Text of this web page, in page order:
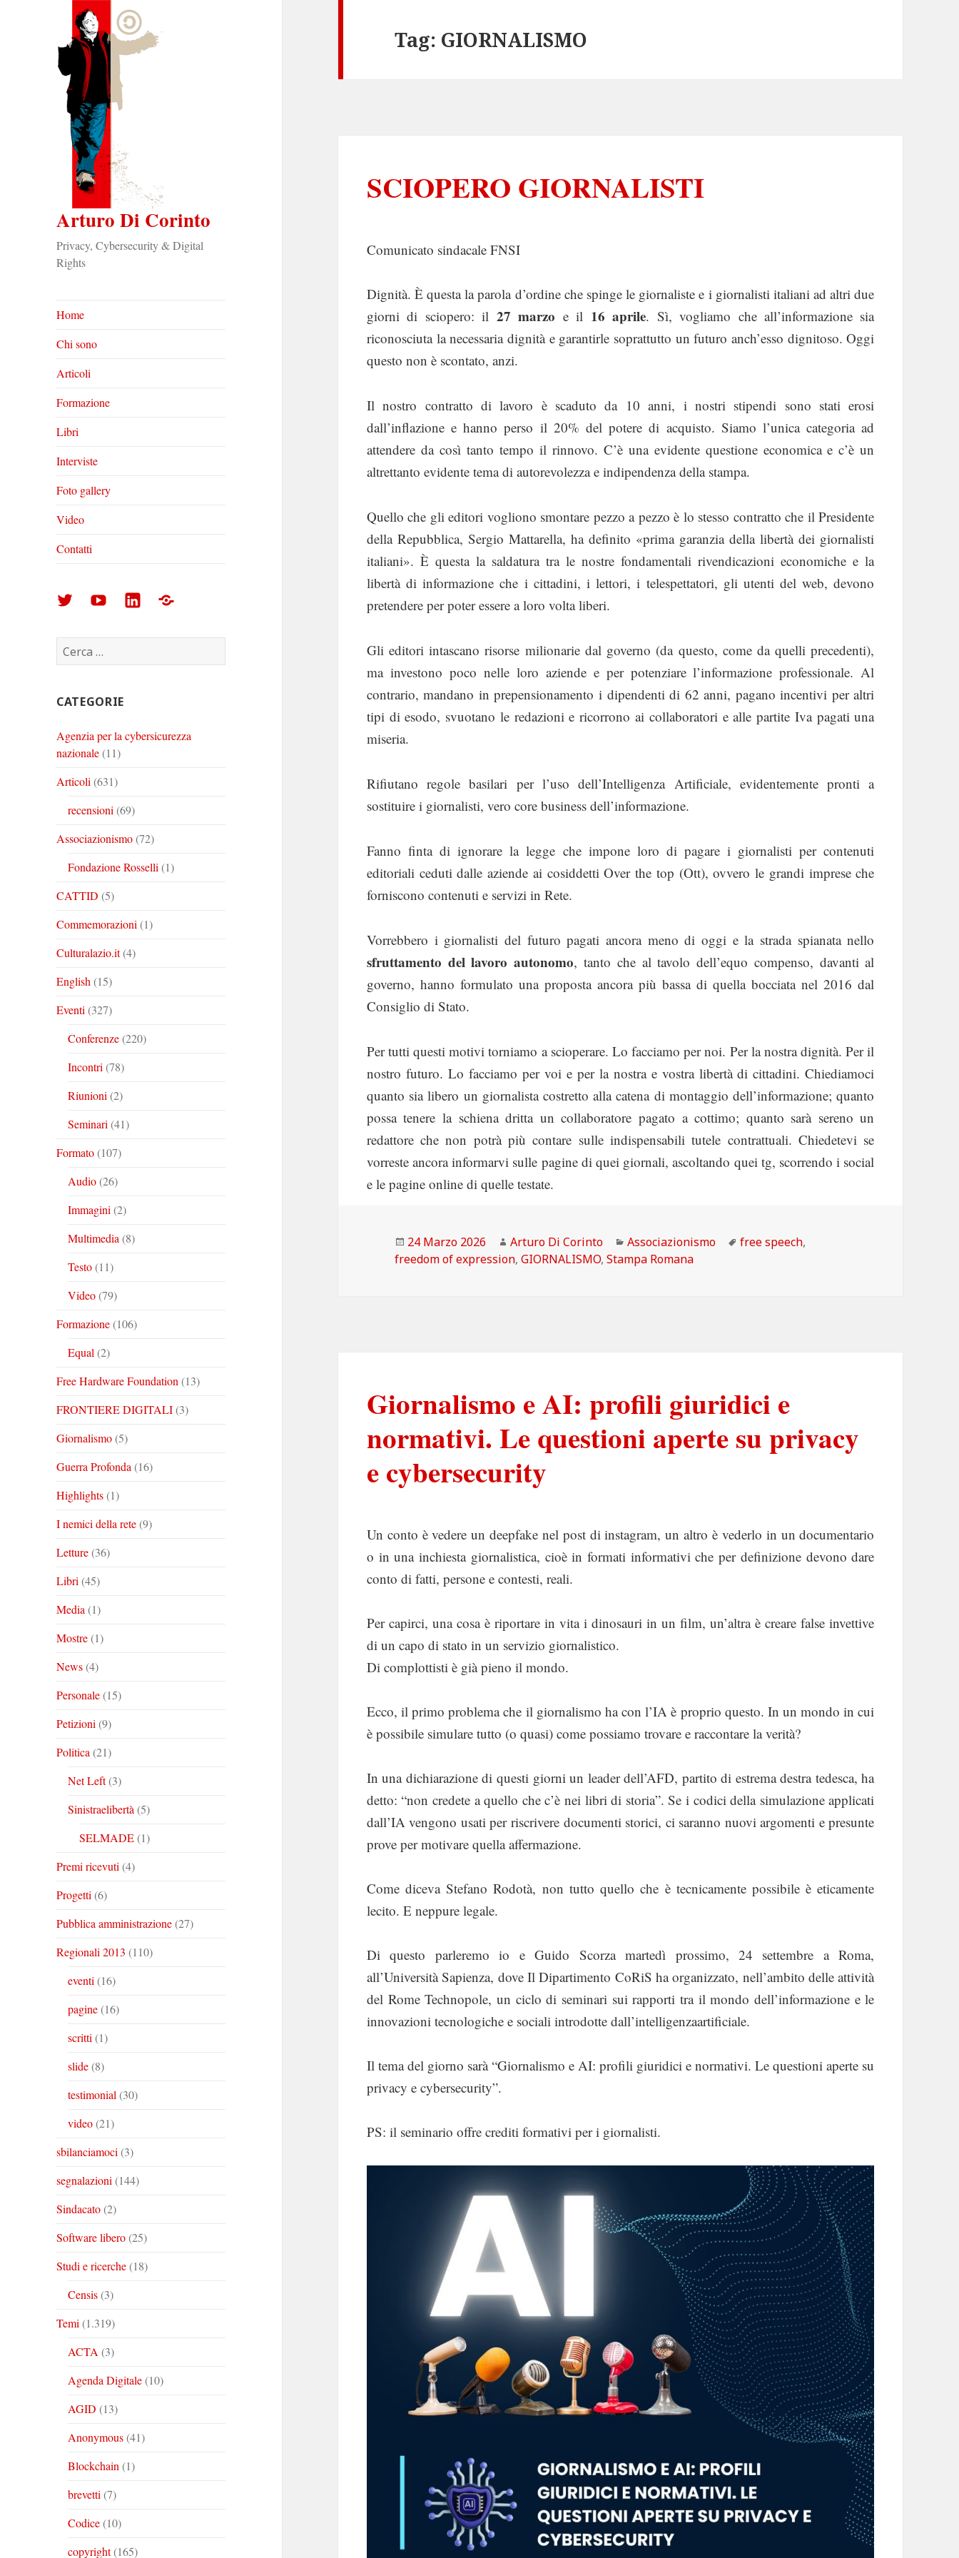
Arturo Di Corinto
Privacy, Cybersecurity & Digital
Rights
Home
Chi sono
Articoli
Formazione
Libri
Interviste
Foto gallery
Video
Contatti
Arturo
Corinto
su
Arturo
Corinto
su
Arturo
su
Foto
Ricerca
per:
CATEGORIE
Agenzia per la cybersicurezza
nazionale(11)
Articoli (631)
recensioni (69)
Associazionismo(72)
Fondazione Rosselli (1)
CATTID (5)
Commemorazioni (1)
Culturalazio.it(4)
English (15)
Eventi (327)
Conferenze(220)
Incontri (78)
Riunioni (2)
Seminari (41)
Formato(107)
Audio(26)
Immagini (2)
Multimedia (8)
Testo(11)
Video(79)
Formazione(106)
Equal (2)
Free Hardware Foundation (13)
FRONTIERE DIGITALI(3)
Giornalismo(5)
Guerra Profonda (16)
Highlights(1)
I nemici della rete(9)
Letture(36)
Libri (45)
Media (1)
Mostre(1)
News(4)
Personale(15)
Petizioni (9)
Politica (21)
Net Left(3)
Sinistraelibertà (5)
SELMADE(1)
Premi ricevuti (4)
Progetti (6)
Pubblica amministrazione(27)
Regionali 2013 (110)
eventi (16)
pagine(16)
scritti (1)
slide(8)
testimonial (30)
video(21)
sbilanciamoci (3)
segnalazioni (144)
Sindacato(2)
Software libero(25)
Studi e ricerche(18)
Censis(3)
Temi (1.319)
ACTA (3)
Agenda Digitale(10)
AGID (13)
Anonymous(41)
Blockchain (1)
brevetti (7)
Codice(10)
copyright(165)
Tag: GIORNALISMO
SCIOPERO GIORNALISTI
Comunicato sindacale FNSI
Dignità. È questa la parola d’ordine che spinge le giornaliste e i giornalisti italiani ad altri due
giorni di sciopero: il 27 marzo e il 16 aprile. Sì, vogliamo che all’informazione sia
riconosciuta la necessaria dignità e garantirle soprattutto un futuro anch’esso dignitoso. Oggi
questo non è scontato, anzi.
Il nostro contratto di lavoro è scaduto da 10 anni, i nostri stipendi sono stati erosi
dall’inflazione e hanno perso il 20% del potere di acquisto. Siamo l’unica categoria ad
attendere da così tanto tempo il rinnovo. C’è una evidente questione economica e c’è un
altrettanto evidente tema di autorevolezza e indipendenza della stampa.
Quello che gli editori vogliono smontare pezzo a pezzo è lo stesso contratto che il Presidente
della Repubblica, Sergio Mattarella, ha definito «prima garanzia della libertà dei giornalisti
italiani». È questa la saldatura tra le nostre fondamentali rivendicazioni economiche e la
libertà di informazione che i cittadini, i lettori, i telespettatori, gli utenti del web, devono
pretendere per poter essere a loro volta liberi.
Gli editori intascano risorse milionarie dal governo (da questo, come da quelli precedenti),
ma investono poco nelle loro aziende e per potenziare l’informazione professionale. Al
contrario, mandano in prepensionamento i dipendenti di 62 anni, pagano incentivi per altri
tipi di esodo, svuotano le redazioni e ricorrono ai collaboratori e alle partite Iva pagati una
miseria.
Rifiutano regole basilari per l’uso dell’Intelligenza Artificiale, evidentemente pronti a
sostituire i giornalisti, vero core business dell’informazione.
Fanno finta di ignorare la legge che impone loro di pagare i giornalisti per contenuti
editoriali ceduti dalle aziende ai cosiddetti Over the top (Ott), ovvero le grandi imprese che
forniscono contenuti e servizi in Rete.
Vorrebbero i giornalisti del futuro pagati ancora meno di oggi e la strada spianata nello
sfruttamento del lavoro autonomo, tanto che al tavolo dell’equo compenso, davanti al
governo, hanno formulato una proposta ancora più bassa di quella bocciata nel 2016 dal
Consiglio di Stato.
Per tutti questi motivi torniamo a scioperare. Lo facciamo per noi. Per la nostra dignità. Per il
nostro futuro. Lo facciamo per voi e per la nostra e vostra libertà di cittadini. Chiediamoci
quanto sia libero un giornalista costretto alla catena di montaggio dell’informazione; quanto
possa tenere la schiena dritta un collaboratore pagato a cottimo; quanto sarà sereno un
redattore che non potrà più contare sulle indispensabili tutele contrattuali. Chiedetevi se
vorreste ancora informarvi sulle pagine di quei giornali, ascoltando quei tg, scorrendo i social
e le pagine online di quelle testate.
Scritto
il
24 Marzo 2026 Autore
Arturo Di Corinto Categorie
Associazionismo Tag
free speech,
freedom of expression,GIORNALISMO,Stampa Romana
Giornalismo e AI: profili giuridici e
normativi. Le questioni aperte su privacy
e cybersecurity
Un conto è vedere un deepfake nel post di instagram, un altro è vederlo in un documentario
o in una inchiesta giornalistica, cioè in formati informativi che per definizione devono dare
conto di fatti, persone e contesti, reali.
Per capirci, una cosa è riportare in vita i dinosauri in un film, un’altra è creare false invettive
di un capo di stato in un servizio giornalistico.
Di complottisti è già pieno il mondo.
Ecco, il primo problema che il giornalismo ha con l’IA è proprio questo. In un mondo in cui
è possibile simulare tutto (o quasi) come possiamo trovare e raccontare la verità?
In una dichiarazione di questi giorni un leader dell’AFD, partito di estrema destra tedesca, ha
detto: “non credete a quello che c’è nei libri di storia”. Se i codici della simulazione applicati
dall’IA vengono usati per riscrivere documenti storici, ci saranno nuovi argomenti e presunte
prove per motivare quella affermazione.
Come diceva Stefano Rodotà, non tutto quello che è tecnicamente possibile è eticamente
lecito. E neppure legale.
Di questo parleremo io e Guido Scorza martedì prossimo, 24 settembre a Roma,
all’Università Sapienza, dove Il Dipartimento CoRiS ha organizzato, nell’ambito delle attività
del Rome Technopole, un ciclo di seminari sui rapporti tra il mondo dell’informazione e le
innovazioni tecnologiche e sociali introdotte dall’intelligenzaartificiale.
Il tema del giorno sarà “Giornalismo e AI: profili giuridici e normativi. Le questioni aperte su
privacy e cybersecurity”.
PS: il seminario offre crediti formativi per i giornalisti.